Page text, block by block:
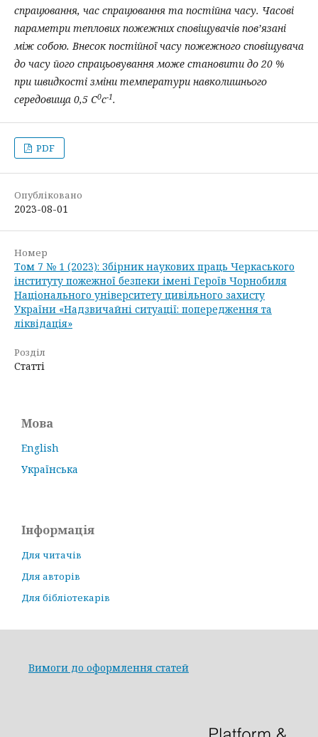
спрацювання, час спрацювання та постійна часу. Часові
параметри теплових пожежних сповіщувачів пов’язані
між собою. Внесок постійної часу пожежного сповіщувача
до часу його спрацьовування може становити до 20 %
при швидкості зміни температури навколишнього
середовища 0,5 С0с-1.
PDF
Опубліковано
2023-08-01
Номер
Том 7 № 1 (2023): Збірник наукових праць Черкаського
інституту пожежної безпеки імені Героїв Чорнобиля
Національного університету цивільного захисту
України «Надзвичайні ситуації: попередження та
ліквідація»
Розділ
Статті
Мова
English
Українська
Інформація
Для читачів
Для авторів
Для бібліотекарів
Вимоги до оформлення статей